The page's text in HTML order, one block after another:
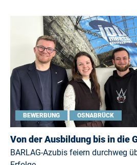
BEWERBUNG OSNABRÜCK
Von der Ausbildung bis in die
BARLAG-Azubis feiern durchweg